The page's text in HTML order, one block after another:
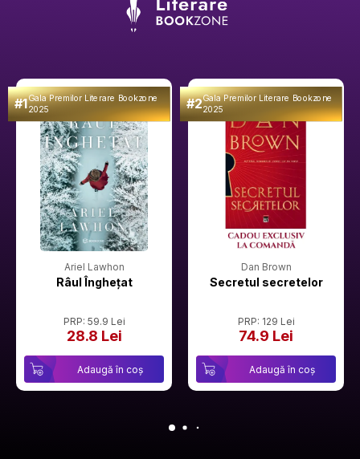
#1Gala Premilor Literare Bookzone
2025
Ariel Lawhon
Râul Înghețat
PRP: 59.9 Lei
28.8 Lei
Adaugă în coș
#2Gala Premilor Literare Bookzone
2025
Dan Brown
Secretul secretelor
PRP: 129 Lei
74.9 Lei
Adaugă în coș